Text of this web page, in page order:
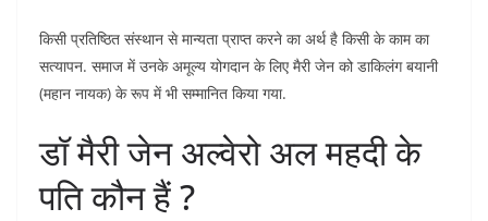
किसी प्रतिष्ठित संस्थान से मान्यता प्राप्त करने का अर्थ है किसी के काम का
सत्यापन. समाज में उनके अमूल्य योगदान के लिए मैरी जेन को डाकिलंग बयानी
(महान नायक) के रूप में भी सम्मानित किया गया.
डॉ मैरी जेन अल्वेरो अल महदी के
पति कौन हैं ?